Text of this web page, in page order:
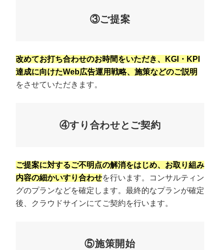
③ご提案
改めてお打ち合わせのお時間をいただき、KGI・KPI
達成に向けたWeb広告運用戦略、施策などのご説明
をさせていただきます。
④すり合わせとご契約
ご提案に対するご不明点の解消をはじめ、お取り組み
内容の細かいすり合わせを行います。コンサルティン
グのプランなどを確定します。最終的なプランが確定
後、クラウドサインにてご契約を行います。
⑤施策開始